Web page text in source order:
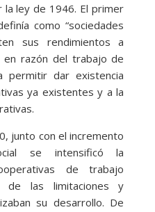
la ley de 1946. El primer
como “sociedades
sus rendimientos a
razón del trabajo de
permitir dar existencia
ya existentes y a la
junto con el incremento
se intensificó la
de trabajo
de las limitaciones y
su desarrollo. De